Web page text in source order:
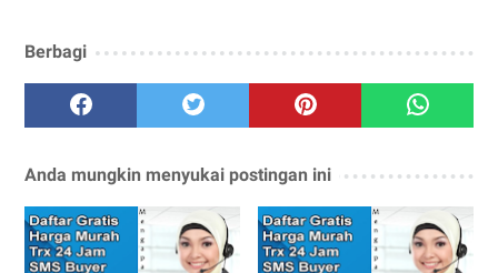
Berbagi
Anda mungkin menyukai postingan ini